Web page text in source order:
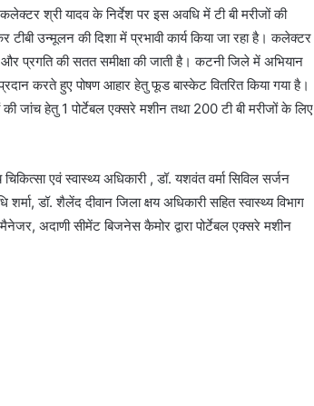
श्री यादव के निर्देश पर इस अवधि में टी बी मरीजों की
उन्मूलन की दिशा में प्रभावी कार्य किया जा रहा है। कलेक्टर
और प्रगति की सतत समीक्षा की जाती है। कटनी जिले में अभियान
करते हुए पोषण आहार हेतु फूड बास्केट वितरित किया गया है।
की जांच हेतु 1 पोर्टेबल एक्सरे मशीन तथा 200 टी बी मरीजों के लिए
एवं स्वास्थ्य अधिकारी , डॉ. यशवंत वर्मा सिविल सर्जन
डॉ. शैलेंद दीवान जिला क्षय अधिकारी सहित स्वास्थ्य विभाग
अदाणी सीमेंट बिजनेस कैमोर द्वारा पोर्टेबल एक्सरे मशीन